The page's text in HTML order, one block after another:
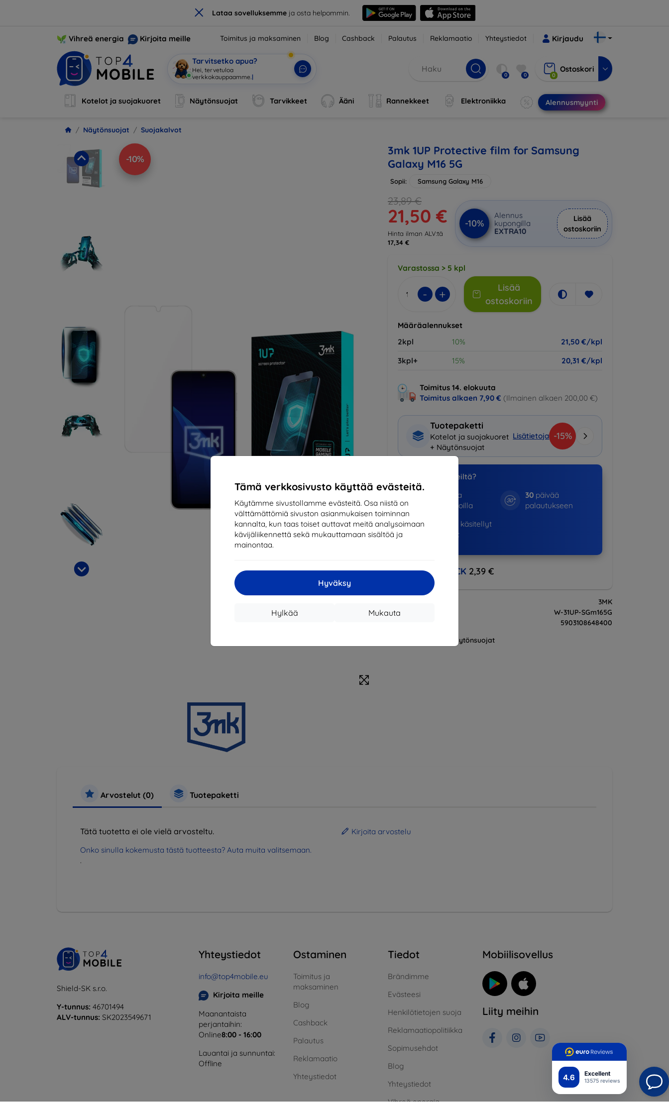
× Lataa sovelluksemmeja osta helpommin.
4.6 Excellent
13575 reviews
Tämä verkkosivusto käyttää evästeitä.
Käytämme sivustollamme evästeitä. Osa niistä on
välttämättömiä sivuston asianmukaisen toiminnan
kannalta, kun taas toiset auttavat meitä analysoimaan
kävijäliikennettä sekä mukauttamaan sisältöä ja
mainontaa.
Hyväksy
Mukauta
Hylkää
Vihreä energia Kirjoita meille Toimitus ja maksaminen Blog Cashback Palautus Reklamaatio Yhteystiedot Kirjaudu
Tarvitsetko apua?
Hei, tervetuloa
verkkokauppaam| 0 0 0
Ostoskori
Kotelot ja suojakuoret Näytönsuojat Tarvikkeet Ääni Rannekkeet Elektroniikka Alennusmyynti
Näytönsuojat Suojakalvot
-10%
3mk 1UP Protective film for Samsung
Galaxy M16 5G
Sopii: Samsung Galaxy M16
23,89 €
21,50 €
Hinta ilman ALV:tä
17,34 €
-10%
Alennus
kupongilla
EXTRA10
Lisää
ostoskoriin
Varastossa > 5 kpl
- +
Lisää
ostoskoriin
Määräalennukset
2kpl
10%
21,50 €/kpl
3kpl+
15% 20,31 €/kpl
Toimitus 14. elokuuta
Toimitus alkaen 7,90 € (Ilmainen alkaen 200,00 €)
Tuotepaketti
Kotelot ja suojakuoret
+ Näytönsuojat
Lisätietoja -15%
Miksi ostaa meiltä?
vuotta
markkinoilla
30päivää
palautukseen
käsitellyt
tilaukset
CASHBACK 2,39 €
3MK
Tuotenumero
W-31UP-SGm165G
5903108648400
Näytönsuojat
Arvostelut (0) Tuotepaketti
Tätä tuotetta ei ole vielä arvosteltu.
Onko sinulla kokemusta tästä tuotteesta? Auta muita valitsemaan.
.
Kirjoita arvostelu
Shield-SK s.r.o.
Y-tunnus: 46701494
ALV-tunnus: SK2023549671
Yhteystiedot
info@top4mobile.eu
Kirjoita meille
Maanantaista
perjantaihin:
Online8:00 - 16:00
Lauantai ja sunnuntai:
Offline
Ostaminen
Toimitus ja
maksaminen
Blog
Cashback
Palautus
Reklamaatio
Yhteystiedot
Tiedot
Brändimme
Evästeesi
Henkilötietojen suoja
Reklamaatiopolitiikka
Sopimusehdot
Blog
Yhteystiedot
Vihreä energia
Mobiilisovellus
Liity meihin